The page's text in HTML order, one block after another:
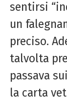
sentirsi
un
preciso.
talvolta
passava
la carta